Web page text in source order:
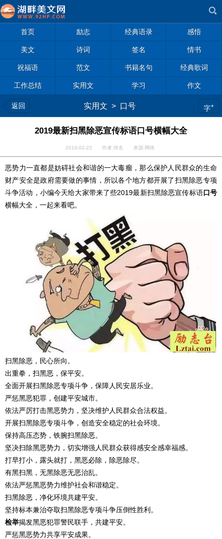
首页 励志 经典语录 感悟
美文 诗词 签名 情书
祝福语 范文 书籍名句 经典歌词
工作总结 实用文 学习 作文
返回 实用文 > 口号 字+
2019最新扫黑除恶宣传标语口号横幅大全
2019-02-22 作者:佚名 来源:网络
恶势力一直都是妨碍社会和谐的一大毒瘤，那么保护人民群众的生命
财产安全是政府需要做的事情，所以各个地方都开展了扫黑除恶专项
斗争活动，小编今天给大家带来了些2019最新扫黑除恶宣传标语口号
横幅大全，一起来看吧。
扫黑除恶，民心所向。
出重拳，扫黑恶，保平安。
全面开展扫黑除恶专项斗争，保障人民安居乐业。
严惩黑恶犯罪，创建平安城市。
依法严厉打击黑恶势力，坚决维护人民群众合法权益。
开展扫黑除恶专项斗争，创造安全稳定的社会环境。
保持高压态势，铁腕扫黑除恶。
坚决扫除黑恶势力，切实增强人民群众获得感安全感幸福感。
打早打小，露头就打，黑恶必除，除恶除尽。
有黑扫黑，无黑除恶无恶治乱。
依法严惩黑恶势力维护社会和谐稳定。
扫黑除恶，净化环境共建平安。
坚持标本兼治夺取扫黑除恶专项斗争压倒性胜利。
检举揭发黑恶犯罪警民联手，共建平安。
严惩黑恶势力共享平安成果。